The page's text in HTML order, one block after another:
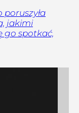
jakimi
go spotkać,